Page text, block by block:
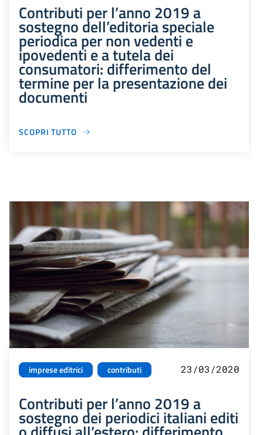
Contributi per l’anno 2019 a
sostegno dell’editoria speciale
periodica per non vedenti e
ipovedenti e a tutela dei
consumatori: differimento del
termine per la presentazione dei
documenti
SCOPRI TUTTO
imprese editrici contributi 23/03/2020
Contributi per l’anno 2019 a
sostegno dei periodici italiani editi